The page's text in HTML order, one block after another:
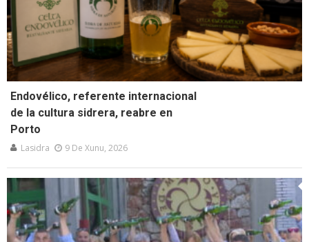
Endovélico, referente internacional
de la cultura sidrera, reabre en
Porto
Lasidra 9 De Xunu, 2026